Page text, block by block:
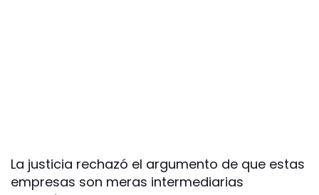
La justicia rechazó el argumento de que estas
empresas son meras intermediarias